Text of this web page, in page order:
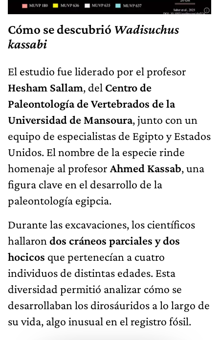
Cómo se descubrió Wadisuchus
kassabi
El estudio fue liderado por el profesor
Hesham Sallam, del Centro de
Paleontología de Vertebrados de la
Universidad de Mansoura, junto con un
equipo de especialistas de Egipto y Estados
Unidos. El nombre de la especie rinde
homenaje al profesor Ahmed Kassab, una
figura clave en el desarrollo de la
paleontología egipcia.
Durante las excavaciones, los científicos
hallaron dos cráneos parciales y dos
hocicos que pertenecían a cuatro
individuos de distintas edades. Esta
diversidad permitió analizar cómo se
desarrollaban los dirosáuridos a lo largo de
su vida, algo inusual en el registro fósil.